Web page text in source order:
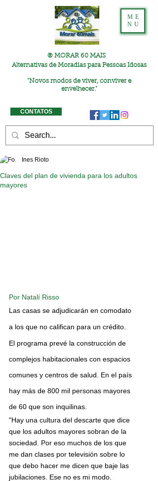
® MORAR 60 MAIS
Alternativas de Moradias para Pessoas Idosas
"Novos modos de viver, conviver e
envelhecer."
ME
NU
CONTATOS
Claves del plan de vivienda para los adultos
mayores
Ines Rioto
Por Natalí Risso
Las casas se adjudicarán en comodato
a los que no califican para un crédito.
El programa prevé la construcción de
complejos habitacionales con espacios
comunes y centros de salud. En el país
hay más de 800 mil personas mayores
de 60 que son inquilinas.
"Hay una cultura del descarte que dice
que los adultos mayores sobran de la
sociedad. Por eso muchos de los que
me dan clases por televisión sobre lo
que debo hacer me dicen que baje las
jubilaciones. Ese no es mi modo.